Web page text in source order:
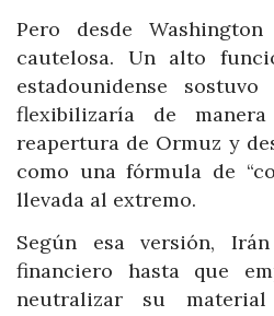
Pero desde
cautelosa. Un alto
estadounidense
flexibilizaría de
reapertura de Ormuz y
como una fórmula de
llevada al extremo.
Según esa versión,
financiero hasta que
neutralizar su